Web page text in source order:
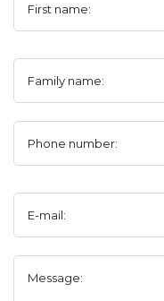
First name:
Family name:
Phone number:
E-mail:
Message: